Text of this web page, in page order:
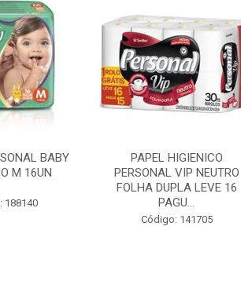
BABY
M 16UN
188140
PAPEL HIGIENICO
PERSONAL VIP NEUTRO
FOLHA DUPLA LEVE 16
PAGU...
Código: 141705